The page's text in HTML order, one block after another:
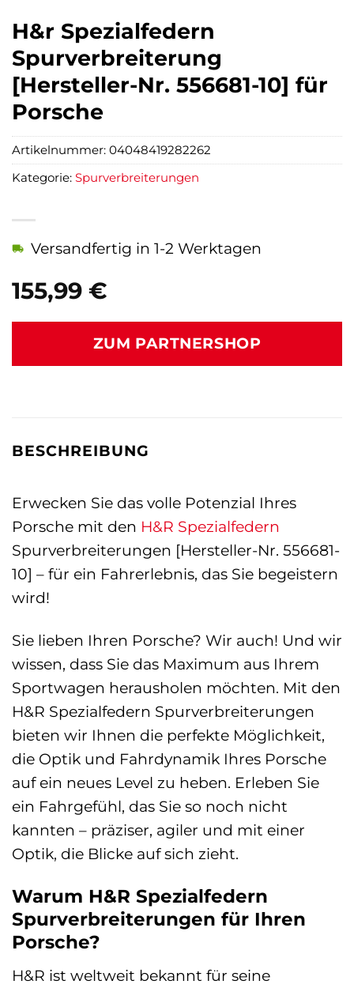
H&r Spezialfedern
Spurverbreiterung
[Hersteller-Nr. 556681-10] für
Porsche
155,99 €
Versandfertig in 1-2 Werktagen
ZUM PARTNERSHOP
Artikelnummer: 04048419282262
Kategorie: Spurverbreiterungen
BESCHREIBUNG
Erwecken Sie das volle Potenzial Ihres
Porsche mit den H&R Spezialfedern
Spurverbreiterungen [Hersteller-Nr. 556681-
10] – für ein Fahrerlebnis, das Sie begeistern
wird!
Sie lieben Ihren Porsche? Wir auch! Und wir
wissen, dass Sie das Maximum aus Ihrem
Sportwagen herausholen möchten. Mit den
H&R Spezialfedern Spurverbreiterungen
bieten wir Ihnen die perfekte Möglichkeit,
die Optik und Fahrdynamik Ihres Porsche
auf ein neues Level zu heben. Erleben Sie
ein Fahrgefühl, das Sie so noch nicht
kannten – präziser, agiler und mit einer
Optik, die Blicke auf sich zieht.
Warum H&R Spezialfedern
Spurverbreiterungen für Ihren
Porsche?
H&R ist weltweit bekannt für seine